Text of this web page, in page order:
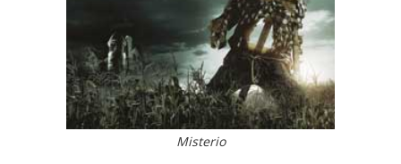
Misterio